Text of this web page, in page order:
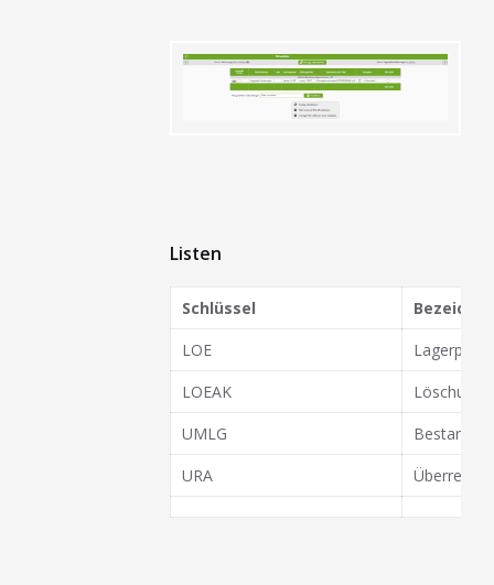
Listen
Schlüssel
LOE
LOEAK
Löschung
UMLG
Bestand
URA